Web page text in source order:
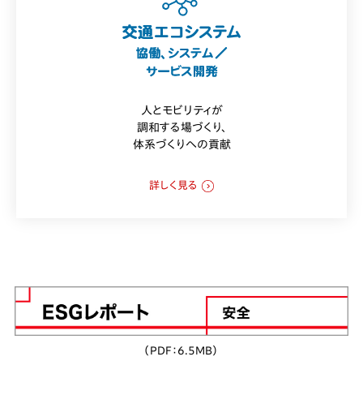
人とモビリティが
調和する場づくり、
体系づくりへの貢献
詳しく見る
（PDF：6.5MB）